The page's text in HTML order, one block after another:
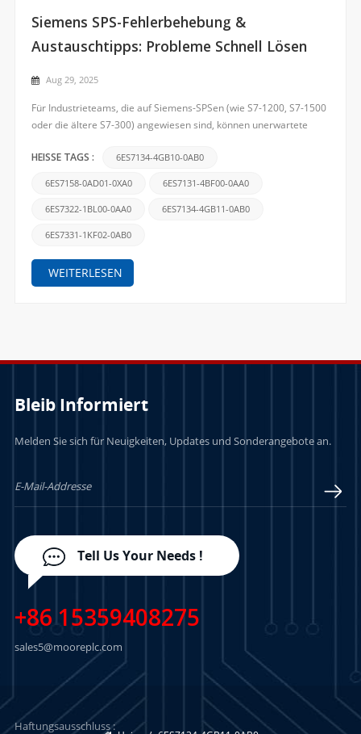
Siemens SPS-Fehlerbehebung &
Austauschtipps: Probleme Schnell Lösen
Aug 29, 2025
Für Industrieteams, die auf Siemens-SPSen (wie S7-1200, S7-1500
oder die ältere S7-300) angewiesen sind, können unerwartete
Die gute Nachricht ist, dass sich die meisten Probleme einfach
HEISSE TAGS : 6ES7134-4GB10-0AB0
6ES7158-0AD01-0XA0 6ES7131-4BF00-0AA0
6ES7322-1BL00-0AA0 6ES7134-4GB11-0AB0
6ES7331-1KF02-0AB0
WEITERLESEN
Bleib Informiert
Melden Sie sich für Neuigkeiten, Updates und Sonderangebote an.
Tell Us Your Needs !
+86 15359408275
sales5@mooreplc.com
Haftungsausschluss :